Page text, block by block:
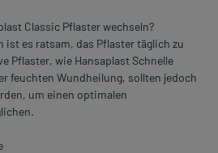
Classic Pflaster wechseln?
ist es ratsam, das Pflaster täglich zu
Pflaster, wie Hansaplast Schnelle
feuchten Wundheilung, sollten jedoch
um einen optimalen